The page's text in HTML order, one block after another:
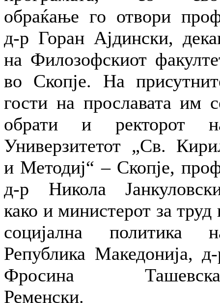
обраќање го отвори
д-р Горан Ајдински,
на Филозофскиот
во Скопје. На
гости на прославата им
обрати и ректорот
Универзитетот „Св.
и Методиј“ – Скопје,
д-р Никола
како и министерот за труд
социјална политика
Република Македонија,
Фросина
Ременски.